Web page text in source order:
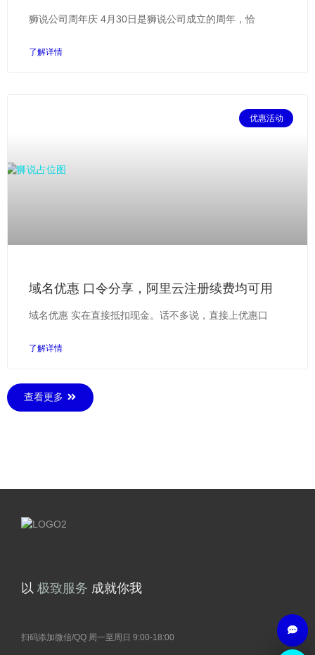
狮说公司周年庆 4月30日是狮说公司成立的周年，恰
了解详情
优惠活动
域名优惠 口令分享，阿里云注册续费均可用
域名优惠 实在直接抵扣现金。话不多说，直接上优惠口
了解详情
查看更多
以 服 务
精湛 技 术 成就你我
扫码添加微信/QQ 周一至周日 9:00-18:00